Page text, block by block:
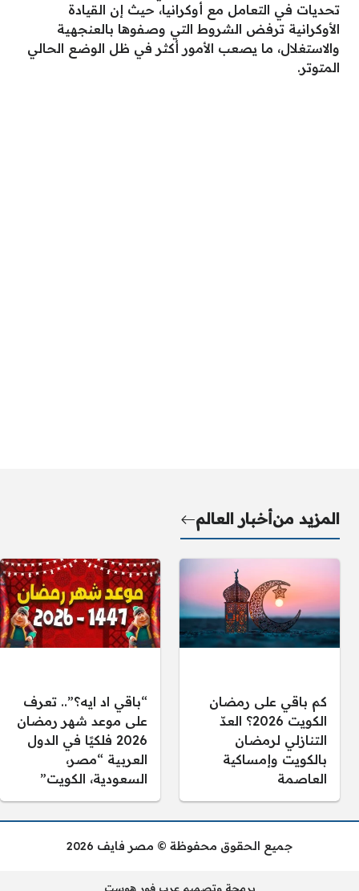
تحديات في التعامل مع أوكرانيا، حيث إن القيادة
الأوكرانية ترفض الشروط التي وصفوها بالعنجهية
والاستغلال، ما يصعب الأمور أكثر في ظل الوضع الحالي
المتوتر.
المزيد منأخبار العالم
كم باقي على رمضان
الكويت 2026؟ العدّ
التنازلي لرمضان
بالكويت وإمساكية
العاصمة
“باقي اد ايه؟”.. تعرف
على موعد شهر رمضان
2026 فلكيًا في الدول
العربية “مصر،
السعودية، الكويت”
جميع الحقوق محفوظة © مصر فايف 2026
برمجة وتصميم عرب فور هوست